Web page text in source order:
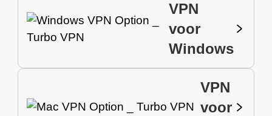
VPN
voor
Windows
VPN
voor